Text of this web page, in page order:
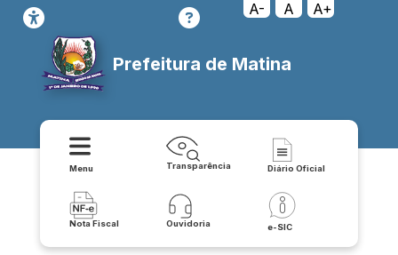
llms.txt A- A A+
Prefeitura de Matina
Menu Transparência Diário Oficial
Nota Fiscal Ouvidoria e-SIC